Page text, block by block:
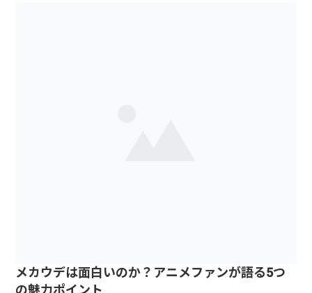
メカウデは面白いのか？アニメファンが語る5つ